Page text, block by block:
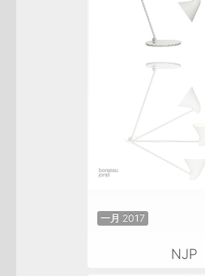
一月 2017
NJP